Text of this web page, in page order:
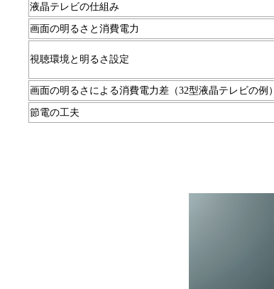
液晶テレビの仕組み
画面の明るさと消費電力
視聴環境と明るさ設定
画面の明るさによる消費電力差（32型液晶テレビの例）
節電の工夫